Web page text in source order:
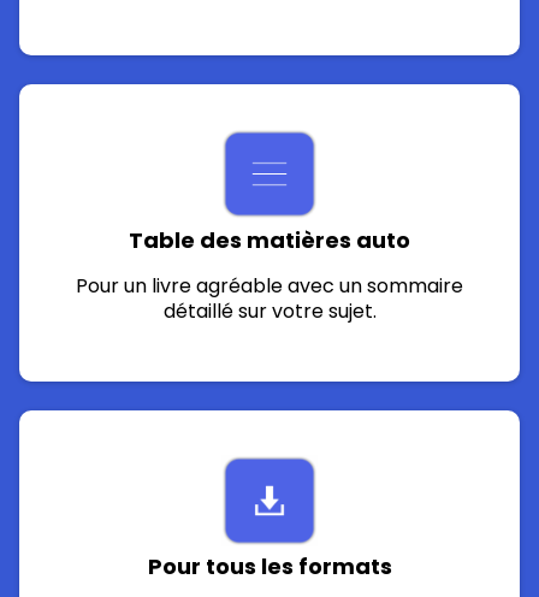
Table des matières auto
Pour un livre agréable avec un sommaire
détaillé sur votre sujet.
Pour tous les formats